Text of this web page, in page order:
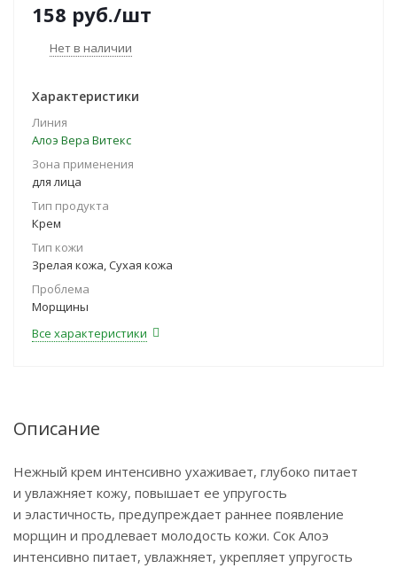
158 руб./шт
Нет в наличии
Характеристики
Линия
Алоэ Вера Витекс
Зона применения
для лица
Тип продукта
Крем
Тип кожи
Зрелая кожа, Сухая кожа
Проблема
Морщины
Все характеристики
Описание
Нежный крем интенсивно ухаживает, глубоко питает
и увлажняет кожу, повышает ее упругость
и эластичность, предупреждает раннее появление
морщин и продлевает молодость кожи. Сок Алоэ
интенсивно питает, увлажняет, укрепляет упругость